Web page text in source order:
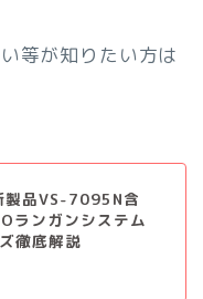
等が知りたい方は
品VS-7095N含
ランガンシステム
徹底解説